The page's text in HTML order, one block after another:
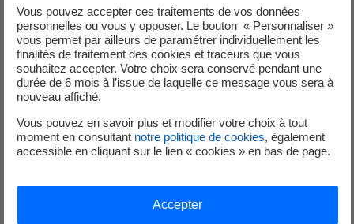
environnementales dans les activités de l’entreprise pour
maîtriser les impacts sur l’environnement et améliorer sa
performance environnementale.
Téléchargez le certificat ISO 14001
PDF - 276,77 Ko
Relations fournisseurs
Vous pouvez accepter ces traitements de vos données
personnelles ou vous y opposer. Le bouton « Personnaliser »
vous permet par ailleurs de paramétrer individuellement les
finalités de traitement des cookies et traceurs que vous
souhaitez accepter. Votre choix sera conservé pendant une
durée de 6 mois à l’issue de laquelle ce message vous sera à
nouveau affiché.
Vous pouvez en savoir plus et modifier votre choix à tout
moment en consultant notre politique de cookies, également
accessible en cliquant sur le lien « cookies » en bas de page.
Accepter